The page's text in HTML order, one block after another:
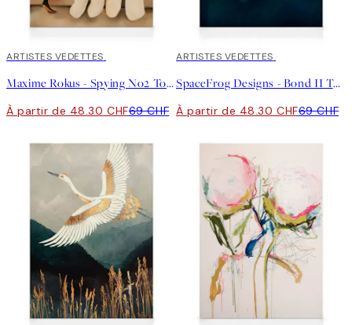
30%*
ARTISTES VEDETTES
Maxime Rokus - Spying No2 Toile
À partir de 48.30 CHF69 CHF
30%*
ARTISTES VEDETTES
SpaceFrog Designs - Bond II Toile
À partir de 48.30 CHF69 CHF